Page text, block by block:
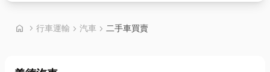
home chevron_right 首頁
行車運輸 chevron_right 汽車 chevron_right 二手車買賣